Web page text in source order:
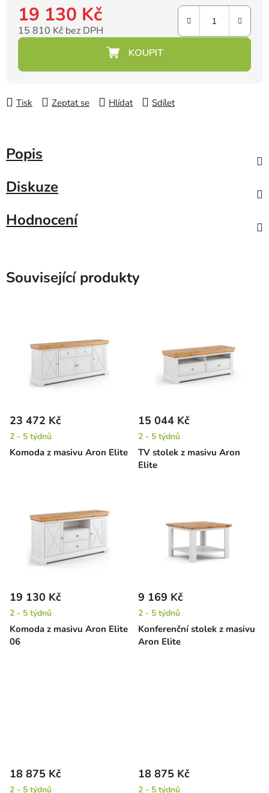
19 130 Kč
15 810 Kč bez DPH
Tisk Zeptat se Hlídat Sdílet
Popis
Diskuze
Hodnocení
Související produkty
Komoda z masivu Aron Elite
23 472 Kč
2 - 5 týdnů
TV stolek z masivu Aron
Elite
15 044 Kč
2 - 5 týdnů
Komoda z masivu Aron Elite
06
19 130 Kč
2 - 5 týdnů
Konferenční stolek z masivu
Aron Elite
9 169 Kč
2 - 5 týdnů
18 875 Kč
2 - 5 týdnů
18 875 Kč
2 - 5 týdnů